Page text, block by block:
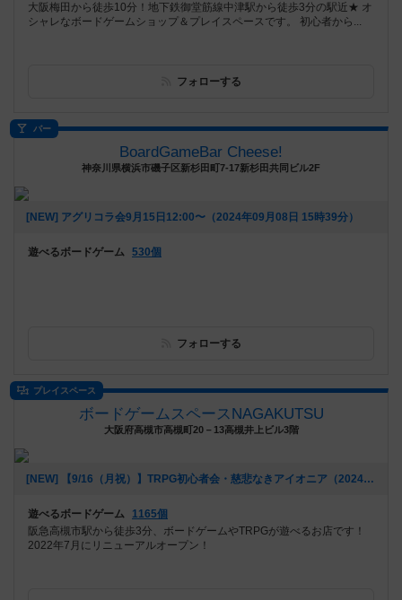
大阪梅田から徒歩10分！地下鉄御堂筋線中津駅から徒歩3分の駅近★ オ
シャレなボードゲームショップ＆プレイスペースです。 初心者から...
フォローする
バー
BoardGameBar Cheese!
神奈川県横浜市磯子区新杉田町7-17新杉田共同ビル2F
[NEW] アグリコラ会9月15日12:00〜（2024年09月08日 15時39分）
遊べるボードゲーム 530個
フォローする
プレイスペース
ボードゲームスペースNAGAKUTSU
大阪府高槻市高槻町20－13高槻井上ビル3階
[NEW] 【9/16（月祝）】TRPG初心者会・慈悲なきアイオニア（2024年09月07日 22時01分）
遊べるボードゲーム
1165個
阪急高槻市駅から徒歩3分、ボードゲームやTRPGが遊べるお店です！
2022年7月にリニューアルオープン！